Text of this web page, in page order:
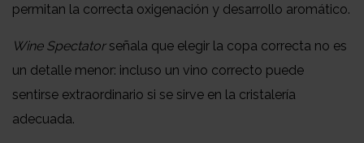
permitan la correcta oxigenación y desarrollo aromático.
Wine Spectatorseñala que elegir la copa correcta no es
un detalle menor: incluso un vino correcto puede
sentirse extraordinario si se sirve en la cristalería
adecuada.